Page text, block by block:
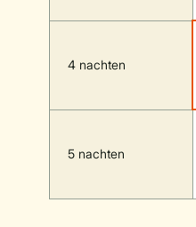
4 nachten
5 nachten